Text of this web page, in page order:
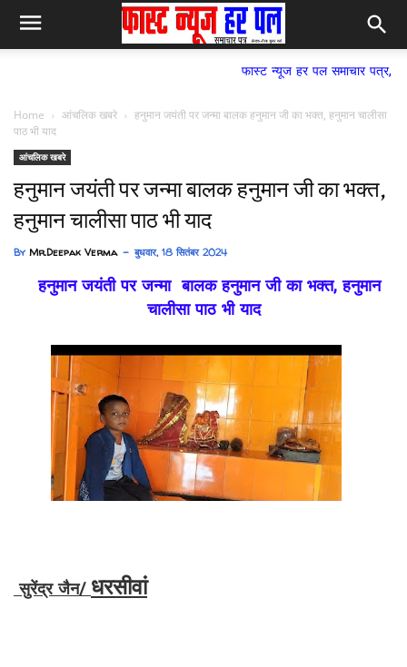
फास्ट न्यूज हर पल समाचार पत्र,
Home आंचलिक खबरे
हनुमान जयंती पर जन्मा बालक हनुमान जी का भक्त, हनुमान चालीसा
पाठ भी याद
आंचलिक खबरे
हनुमान जयंती पर जन्मा बालक हनुमान जी का भक्त,
हनुमान चालीसा पाठ भी याद
By Mr.Deepak Verma बुधवार, 18 सितंबर 2024
हनुमान जयंती पर जन्मा बालक हनुमान जी का भक्त, हनुमान
चालीसा पाठ भी याद
सुरेंद्र जैन/धरसीवां